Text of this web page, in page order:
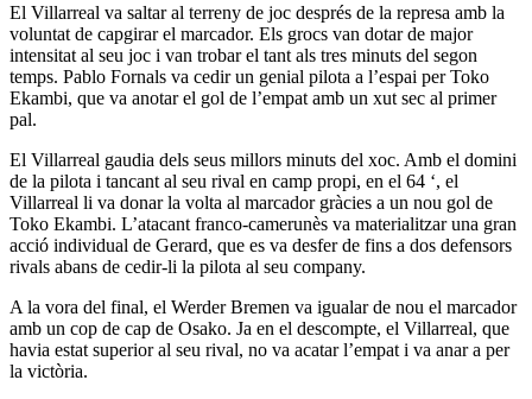
El Villarreal va saltar al terreny de joc després de la represa amb la
voluntat de capgirar el marcador. Els grocs van dotar de major
intensitat al seu joc i van trobar el tant als tres minuts del segon
temps. Pablo Fornals va cedir un genial pilota a l’espai per Toko
Ekambi, que va anotar el gol de l’empat amb un xut sec al primer
pal.
El Villarreal gaudia dels seus millors minuts del xoc. Amb el domini
de la pilota i tancant al seu rival en camp propi, en el 64 ‘, el
Villarreal li va donar la volta al marcador gràcies a un nou gol de
Toko Ekambi. L’atacant franco-camerunès va materialitzar una gran
acció individual de Gerard, que es va desfer de fins a dos defensors
rivals abans de cedir-li la pilota al seu company.
A la vora del final, el Werder Bremen va igualar de nou el marcador
amb un cop de cap de Osako. Ja en el descompte, el Villarreal, que
havia estat superior al seu rival, no va acatar l’empat i va anar a per
la victòria.